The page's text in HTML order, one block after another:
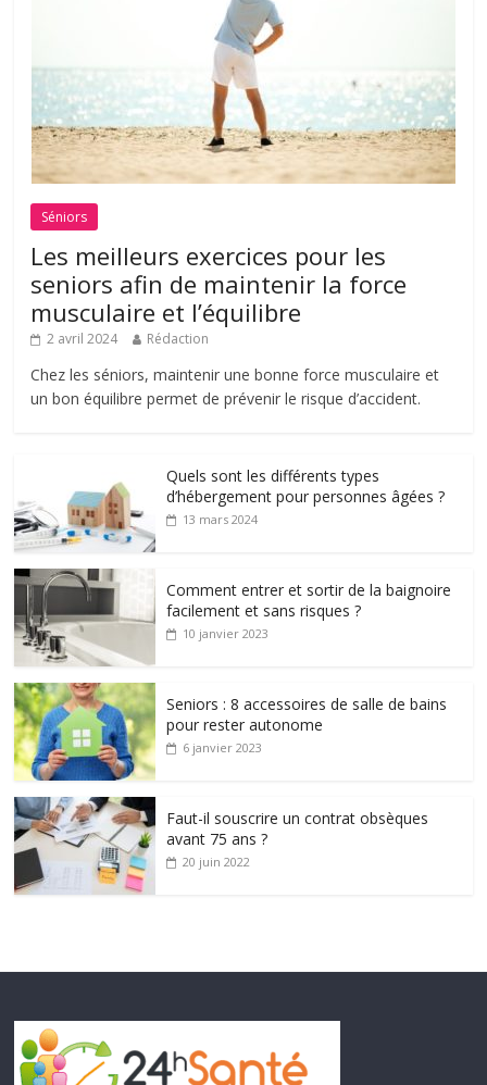
Séniors
Les meilleurs exercices pour les
seniors afin de maintenir la force
musculaire et l’équilibre
2 avril 2024 Rédaction
Chez les séniors, maintenir une bonne force musculaire et
un bon équilibre permet de prévenir le risque d’accident.
Quels sont les différents types
d’hébergement pour personnes âgées ?
13 mars 2024
Comment entrer et sortir de la baignoire
facilement et sans risques ?
10 janvier 2023
Seniors : 8 accessoires de salle de bains
pour rester autonome
6 janvier 2023
Faut-il souscrire un contrat obsèques
avant 75 ans ?
20 juin 2022